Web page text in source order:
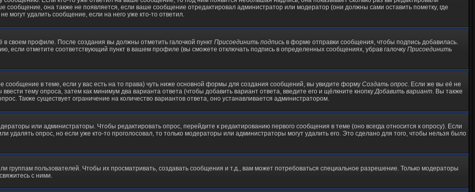
сообщение, она также не появляется, если ваше сообщение отредактировал администратор или модератор (они должны сами оставить пометку, где
могут удалить сообщение, если на него уже кто-то ответил.
своем профиле. После создания вы должны отметить галочкой пункт Присоединить подпись в форме отправки сообщения, чтобы подпись добавилась.
если отметите соответствующий пункт в вашем профиле (вы сможете отключать подпись в определенных сообщениях, убрав галочку Присоединить
сообщение в теме, если у вас есть на то права) чуть ниже основной формы для создания сообщений, вы увидите форму Создать опрос. Если же вы её не
тему опроса, затем как минимум два варианта ответа (чтобы добавить вариант ответа, введите его и щёлкните кнопкуДобавить вариант. Вы также
Также существует ограничение на количество вариантов ответа, оно устанавливается администратором.
или администраторы. Чтобы редактировать опрос, перейдите к редактированию первого сообщения в теме (оно всегда относится к опросу). Если
удалять опрос, но если уже кто-то проголосовал, то только модераторы или администраторы могут удалить его. Это сделано для того, чтобы нельзя было
пользователей. Чтобы их просматривать, создавать сообщения и т.д., вам может потребоваться специальное разрешение. Только модераторы
с ними.